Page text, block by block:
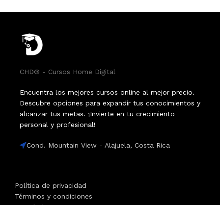
CHD® - Cursos Home Digital
Encuentra los mejores cursos online al mejor precio.
Descubre opciones para expandir tus conocimientos y
alcanzar tus metas. ¡Invierte en tu crecimiento
personal y profesional!
Cond. Mountain View - Alajuela, Costa Rica
Política de privacidad
Términos y condiciones